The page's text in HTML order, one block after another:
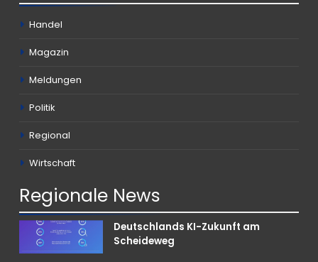
Handel
Magazin
Meldungen
Politik
Regional
Wirtschaft
Regionale News
Deutschlands KI-Zukunft am
Scheideweg